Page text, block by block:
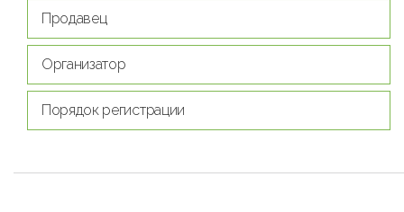
Продавец
Организатор
Порядок регистрации